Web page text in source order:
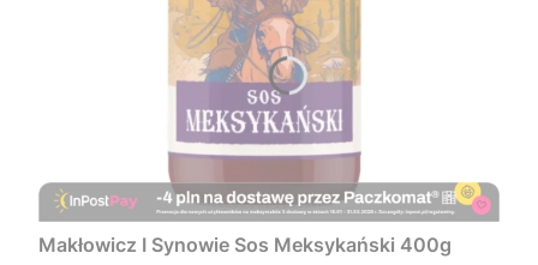
Makłowicz I Synowie Sos Meksykański 400g